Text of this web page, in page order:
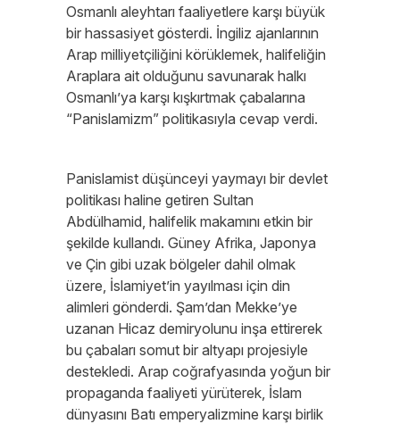
Osmanlı aleyhtarı faaliyetlere karşı büyük
bir hassasiyet gösterdi. İngiliz ajanlarının
Arap milliyetçiliğini körüklemek, halifeliğin
Araplara ait olduğunu savunarak halkı
Osmanlı’ya karşı kışkırtmak çabalarına
“Panislamizm” politikasıyla cevap verdi.
Panislamist düşünceyi yaymayı bir devlet
politikası haline getiren Sultan
Abdülhamid, halifelik makamını etkin bir
şekilde kullandı. Güney Afrika, Japonya
ve Çin gibi uzak bölgeler dahil olmak
üzere, İslamiyet’in yayılması için din
alimleri gönderdi. Şam’dan Mekke’ye
uzanan Hicaz demiryolunu inşa ettirerek
bu çabaları somut bir altyapı projesiyle
destekledi. Arap coğrafyasında yoğun bir
propaganda faaliyeti yürüterek, İslam
dünyasını Batı emperyalizmine karşı birlik